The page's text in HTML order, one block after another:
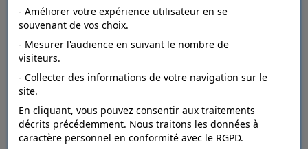
FICHE TECHNIQUE
Dépose
Entretien
Résistance à
la lumière
bonne.
- Améliorer votre expérience utilisateur en se
souvenant de vos choix.
- Mesurer l'audience en suivant le nombre de
visiteurs.
- Collecter des informations de votre navigation sur le
site.
En cliquant, vous pouvez consentir aux traitements
décrits précédemment. Nous traitons les données à
caractère personnel en conformité avec le RGPD.